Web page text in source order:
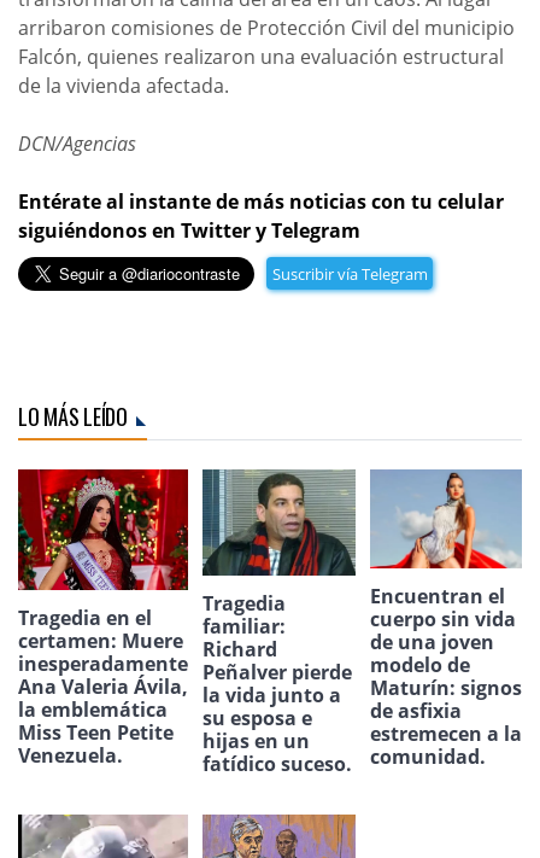
arribaron comisiones de Protección Civil del municipio
Falcón, quienes realizaron una evaluación estructural
de la vivienda afectada.
DCN/Agencias
Entérate al instante de más noticias con tu celular
siguiéndonos en Twitter y Telegram
Suscribir vía Telegram
LO MÁS LEÍDO
Tragedia en el
certamen: Muere
inesperadamente
Ana Valeria Ávila,
la emblemática
Miss Teen Petite
Venezuela.
Tragedia
familiar:
Richard
Peñalver pierde
la vida junto a
su esposa e
hijas en un
fatídico suceso.
Encuentran el
cuerpo sin vida
de una joven
modelo de
Maturín: signos
de asfixia
estremecen a la
comunidad.